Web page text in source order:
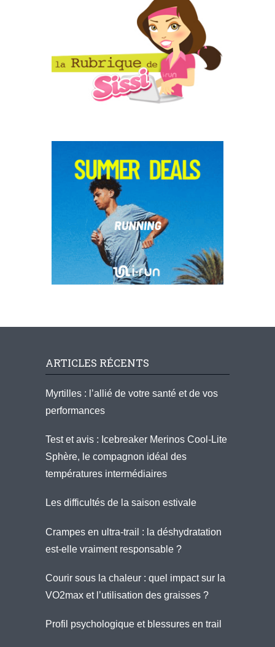
ARTICLES RÉCENTS
Myrtilles : l’allié de votre santé et de vos
performances
Test et avis : Icebreaker Merinos Cool-Lite
Sphère, le compagnon idéal des
températures intermédiaires
Les difficultés de la saison estivale
Crampes en ultra-trail : la déshydratation
est-elle vraiment responsable ?
Courir sous la chaleur : quel impact sur la
VO2max et l’utilisation des graisses ?
Profil psychologique et blessures en trail